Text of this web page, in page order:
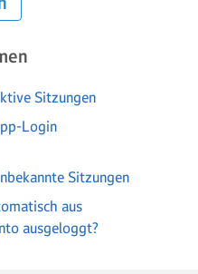
Sitzungen
Login
Sitzungen
aus
ausgeloggt?